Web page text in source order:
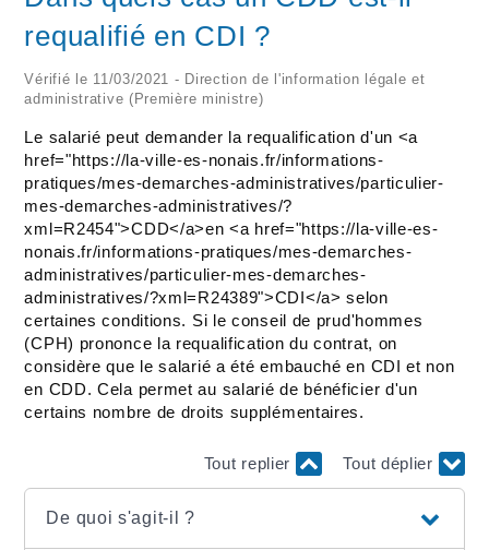
requalifié en CDI ?
Vérifié le 11/03/2021 - Direction de l'information légale et
administrative (Première ministre)
Le salarié peut demander la requalification d'un <a
href="https://la-ville-es-nonais.fr/informations-
pratiques/mes-demarches-administratives/particulier-
mes-demarches-administratives/?
xml=R2454">CDD</a>en <a href="https://la-ville-es-
nonais.fr/informations-pratiques/mes-demarches-
administratives/particulier-mes-demarches-
administratives/?xml=R24389">CDI</a> selon
certaines conditions. Si le conseil de prud'hommes
(CPH) prononce la requalification du contrat, on
considère que le salarié a été embauché en CDI et non
en CDD. Cela permet au salarié de bénéficier d'un
certains nombre de droits supplémentaires.
Tout replier Tout déplier
De quoi s'agit-il ?